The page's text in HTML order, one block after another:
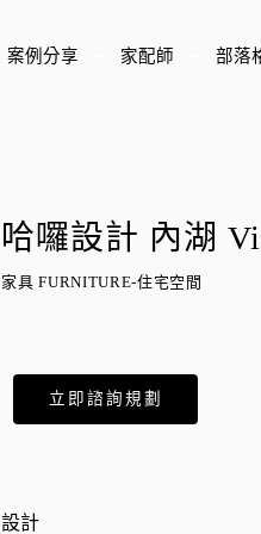
案例分享 家配師 部落
哈囉設計 內湖
家具 FURNITURE-住宅空間
立即諮詢規劃
設計